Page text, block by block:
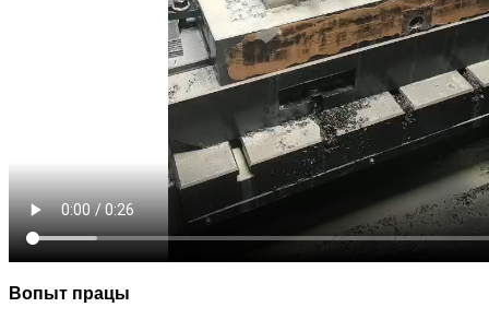
Вопыт працы